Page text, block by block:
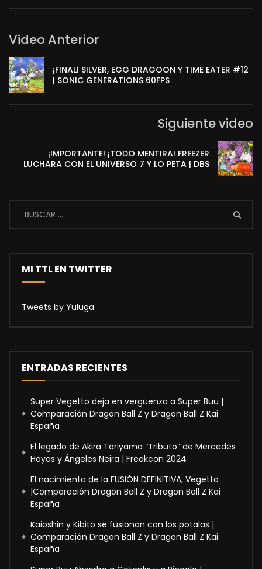
Video Anterior
¡FINAL! SILVER, EGG DRAGOON Y TIME EATER #12
| SONIC GENERATIONS 60FPS
Siguiente video
¡IMPORTANTE! ¡TODO MENTIRA! FREEZER
LUCHARA CON EL UNIVERSO 7 Y LO PETA | DBS
MI TTL EN TWITTER
Tweets by Yuluga
ENTRADAS RECIENTES
Super Vegetto deja en vergüenza a Super Buu |
Comparación Dragon Ball Z y Dragon Ball Z Kai
España
El legado de Akira Toriyama “Tributo” de Mercedes
Hoyos y Ángeles Neira | Freakcon 2024
El nacimiento de la FUSIÓN DEFINITIVA, Vegetto
|Comparación Dragon Ball Z y Dragon Ball Z Kai
España
Kaioshin y Kibito se fusionan con los potalas |
Comparación Dragon Ball Z y Dragon Ball Z Kai
España